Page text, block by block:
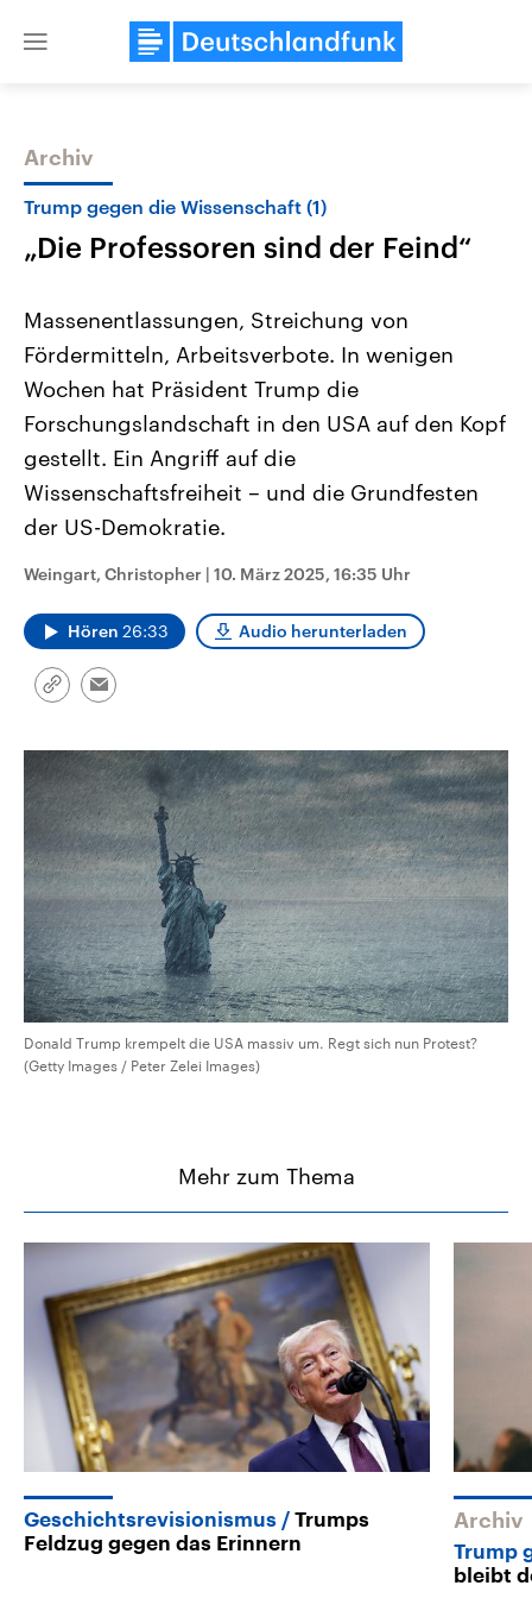
Close
Themen
Landtagswahl Sachsen-Anhalt
2026
Alle Informationen
Sachsen-Anhalt wählt am 6.
September 2026 einen neuen
Bundesland von einer Koalition aus
Umfragen, Prognosen,
Wahlprogramme, aktuelle Berichte
und Kandidaten der anstehenden
Wahl.
USA
Aktuelle Beiträge,
gehören die Vereinigten
Archiv
Trump gegen die Wissenschaft (1)
„Die Professoren sind der Feind“
Massenentlassungen, Streichung von
Fördermitteln, Arbeitsverbote. In wenigen
Wochen hat Präsident Trump die
Forschungslandschaft in den USA auf den Kopf
gestellt. Ein Angriff auf die
Wissenschaftsfreiheit – und die Grundfesten
der US-Demokratie.
Weingart, Christopher | 10. März 2025, 16:35 Uhr
Hören 26:33 Audio herunterladen
Link
Email
Donald Trump krempelt die USA massiv um. Regt sich nun Protest?
(Getty Images / Peter Zelei Images)
Mehr zum Thema
Geschichtsrevisionismus
Trumps
Feldzug gegen das Erinnern
Archiv
Trump
bleibt